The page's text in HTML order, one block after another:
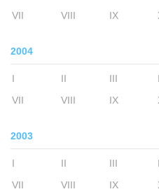
VII
VIII IX
2004
I II III
VII
VIII IX
2003
I II III
VII
VIII IX